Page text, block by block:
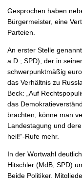
Gesprochen haben
Bürgermeister, eine
Parteien.
An erster Stelle
a.D.; SPD), der in
schwerpunktmäßig
das Verhältnis zu
Beck: „Auf
das
brachten, könne man
Landestagung und
heil!“-Rufe mehr.
In der Wortwahl
Hitschler (MdB, SPD)
Beide Politiker,